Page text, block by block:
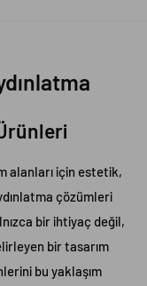
alanları için estetik,
çözümleri
bir ihtiyaç değil,
bir tasarım
bu yaklaşım